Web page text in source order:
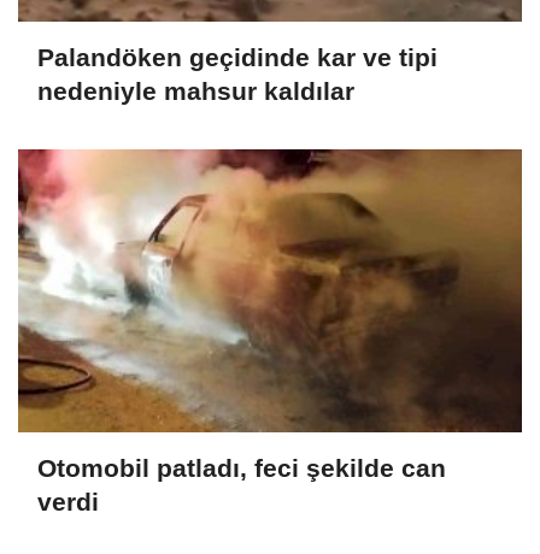
Palandöken geçidinde kar ve tipi
nedeniyle mahsur kaldılar
Otomobil patladı, feci şekilde can
verdi